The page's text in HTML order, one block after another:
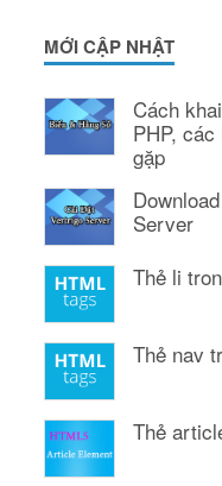
MỚI CẬP NHẬT
Cách
PHP,
gặp
Server
Thẻ li
Thẻ nav
Thẻ